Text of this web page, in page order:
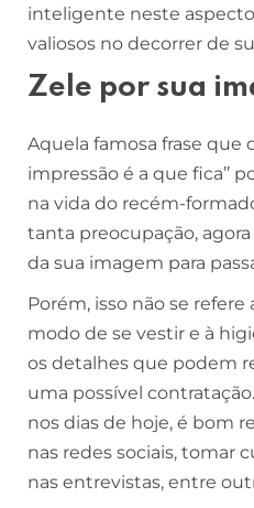
inteligente neste
valiosos no decorrer de
Zele por sua
Aquela famosa frase que
impressão é a que fica’’
na vida do recém-
tanta preocupação,
da sua imagem para
Porém, isso não se
modo de se vestir e à
os detalhes que podem
uma possível
nos dias de hoje, é bom
nas redes sociais, tomar
nas entrevistas, entre